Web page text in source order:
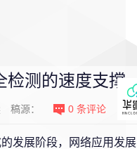
检测的速度支撑
稿源： 0 条评论
发展阶段，网络应用发